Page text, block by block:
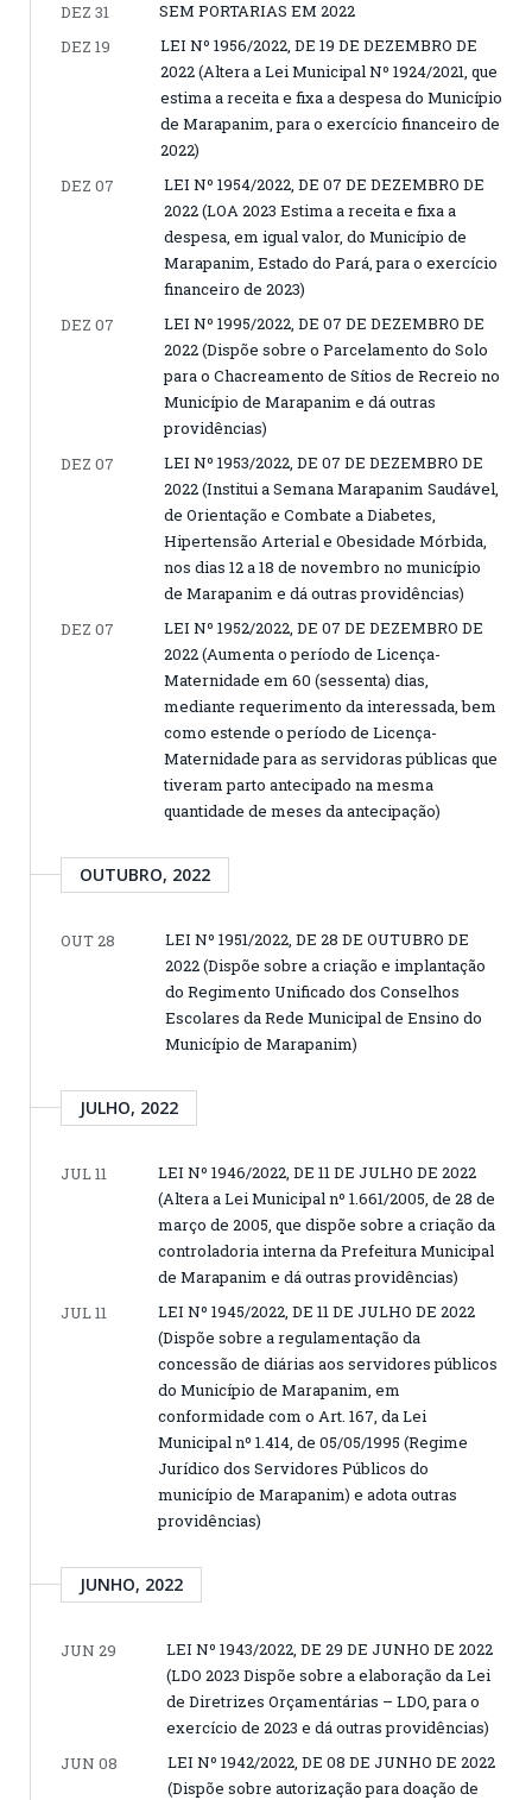
DEZ 31
SEM PORTARIAS EM 2022
DEZ 19
LEI Nº 1956/2022, DE 19 DE DEZEMBRO DE
2022 (Altera a Lei Municipal Nº 1924/2021, que
estima a receita e fixa a despesa do Município
de Marapanim, para o exercício financeiro de
2022)
DEZ 07
LEI Nº 1954/2022, DE 07 DE DEZEMBRO DE
2022 (LOA 2023 Estima a receita e fixa a
despesa, em igual valor, do Município de
Marapanim, Estado do Pará, para o exercício
financeiro de 2023)
DEZ 07
LEI Nº 1995/2022, DE 07 DE DEZEMBRO DE
2022 (Dispõe sobre o Parcelamento do Solo
para o Chacreamento de Sítios de Recreio no
Município de Marapanim e dá outras
providências)
DEZ 07
LEI Nº 1953/2022, DE 07 DE DEZEMBRO DE
2022 (Institui a Semana Marapanim Saudável,
de Orientação e Combate a Diabetes,
Hipertensão Arterial e Obesidade Mórbida,
nos dias 12 a 18 de novembro no município
de Marapanim e dá outras providências)
DEZ 07
LEI Nº 1952/2022, DE 07 DE DEZEMBRO DE
2022 (Aumenta o período de Licença-
Maternidade em 60 (sessenta) dias,
mediante requerimento da interessada, bem
como estende o período de Licença-
Maternidade para as servidoras públicas que
tiveram parto antecipado na mesma
quantidade de meses da antecipação)
OUTUBRO, 2022
OUT 28
LEI Nº 1951/2022, DE 28 DE OUTUBRO DE
2022 (Dispõe sobre a criação e implantação
do Regimento Unificado dos Conselhos
Escolares da Rede Municipal de Ensino do
Município de Marapanim)
JULHO, 2022
JUL 11
LEI Nº 1946/2022, DE 11 DE JULHO DE 2022
(Altera a Lei Municipal nº 1.661/2005, de 28 de
março de 2005, que dispõe sobre a criação da
controladoria interna da Prefeitura Municipal
de Marapanim e dá outras providências)
JUL 11
LEI Nº 1945/2022, DE 11 DE JULHO DE 2022
(Dispõe sobre a regulamentação da
concessão de diárias aos servidores públicos
do Município de Marapanim, em
conformidade com o Art. 167, da Lei
Municipal nº 1.414, de 05/05/1995 (Regime
Jurídico dos Servidores Públicos do
município de Marapanim) e adota outras
providências)
JUNHO, 2022
JUN 29
LEI Nº 1943/2022, DE 29 DE JUNHO DE 2022
(LDO 2023 Dispõe sobre a elaboração da Lei
de Diretrizes Orçamentárias – LDO, para o
exercício de 2023 e dá outras providências)
JUN 08
LEI Nº 1942/2022, DE 08 DE JUNHO DE 2022
(Dispõe sobre autorização para doação de